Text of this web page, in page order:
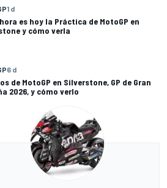
1 d
es hoy la Práctica de MotoGP en
y cómo verla
6 d
de MotoGP en Silverstone, GP de Gran
2026, y cómo verlo